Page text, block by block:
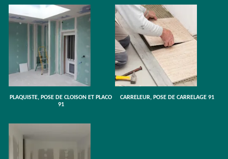
PLAQUISTE, POSE DE CLOISON ET PLACO
91
CARRELEUR, POSE DE CARRELAGE 91